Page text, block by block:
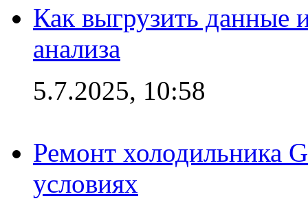
Как выгрузить данные
анализа
5.7.2025, 10:58
Ремонт холодильника
условиях